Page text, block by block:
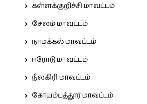
கள்ளக்குறிச்சி மாவட்டம்
சேலம் மாவட்டம்
நாமக்கல் மாவட்டம்
ஈரோடு மாவட்டம்
நீலகிரி மாவட்டம்
கோயம்புத்தூர் மாவட்டம்